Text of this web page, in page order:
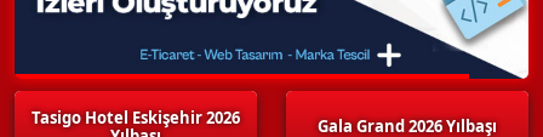
Tasigo Hotel Eskişehir 2026
Gala Grand 2026 Yılbaşı